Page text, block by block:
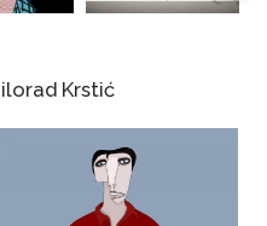
Krstić